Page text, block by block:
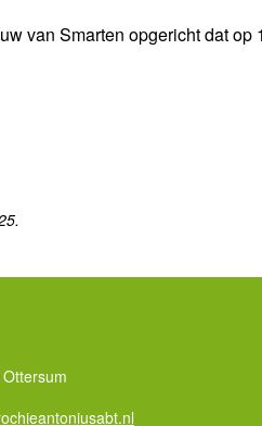
van Smarten opgericht dat op